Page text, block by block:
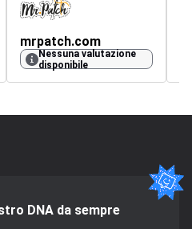
mrpatch.com
Nessuna valutazione
disponibile
DNA da sempre